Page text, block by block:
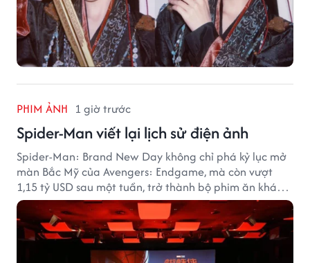
PHIM ẢNH 1 giờ trước
Spider-Man viết lại lịch sử điện ảnh
Spider-Man: Brand New Day không chỉ phá kỷ lục mở
màn Bắc Mỹ của Avengers: Endgame, mà còn vượt
1,15 tỷ USD sau một tuần, trở thành bộ phim ăn khách
nhất năm 2026.